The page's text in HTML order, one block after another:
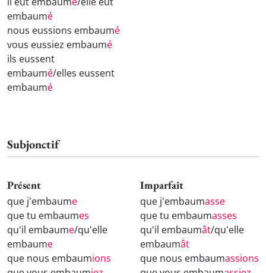
embaumé
nous eussions embaumé
vous eussiez embaumé
ils eussent
embaumé/elles eussent
embaumé
Subjonctif
Présent
que j'embaume
que tu embaumes
qu'il embaume/qu'elle
embaume
que nous embaumions
Imparfait
que j'embaumasse
que tu embaumasses
qu'il embaumât/qu'elle
embaumât
que nous embaumassions